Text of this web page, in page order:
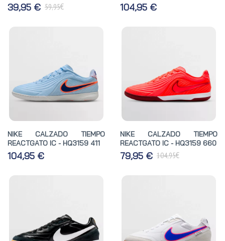
39,95 € 59,95€ 104,95 €
NIKE CALZADO TIEMPO
REACTGATO IC - HQ3159 411
104,95 €
NIKE CALZADO TIEMPO
REACTGATO IC - HQ3159 660
79,95 € 104,95€